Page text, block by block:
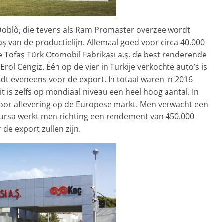
die tevens als Ram Promaster overzee wordt
van de productielijn. Allemaal goed voor circa 40.000
Türk Otomobil Fabrikası a.ş. de best renderende
Cengiz. Één op de vier in Turkije verkochte auto’s is
eveneens voor de export. In totaal waren in 2016
is zelfs op mondiaal niveau een heel hoog aantal. In
aflevering op de Europese markt. Men verwacht een
werkt men richting een rendement van 450.000
de export zullen zijn.